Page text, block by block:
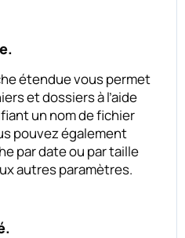
étendue vous permet
et dossiers à l’aide
un nom de fichier
pouvez également
par date ou par taille
autres paramètres.